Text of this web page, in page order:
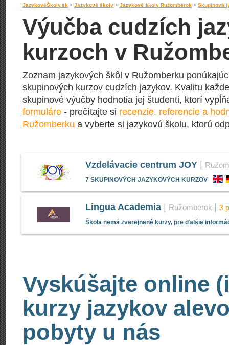
JazykovéŠkoly.sk > Jazykové školy > Jazykové školy Ružomberok > Skupinová
Výučba cudzích
kurzoch v
Zoznam jazykových škôl v Ružomberku
skupinových kurzov cudzích jazykov. Kvalitu
skupinové výučby hodnotia jej študenti, ktorí
formuláre - prečítajte si recenzie, referencie a
Ružomberku a vyberte si jazykovú školu, ktorú
Vzdelávacie centrum JOY
7 SKUPINOVÝCH JAZYKOVÝCH KURZOV
Lingua Academia Ružomberok 3
Škola nemá zverejnené kurzy, pre ďalšie
Vyskúšajte online
kurzy jazykov
pobyty u nás